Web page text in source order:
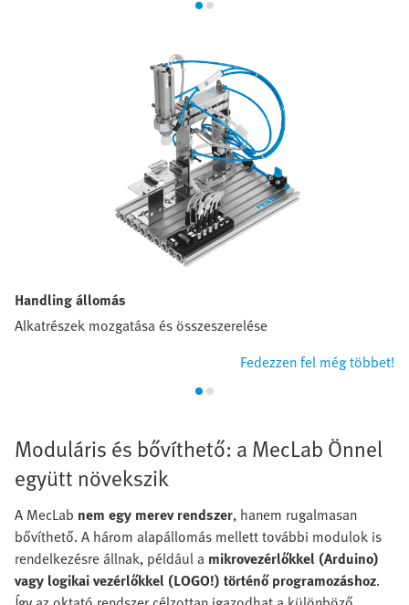
Handling állomás
Alkatrészek mozgatása és összeszerelése
Fedezzen fel még többet!
Moduláris és bővíthető: a MecLab Önnel
együtt növekszik
A MecLab nem egy merev rendszer, hanem rugalmasan
bővíthető. A három alapállomás mellett további modulok is
rendelkezésre állnak, például a mikrovezérlőkkel (Arduino)
vagy logikai vezérlőkkel (LOGO!) történő programozáshoz.